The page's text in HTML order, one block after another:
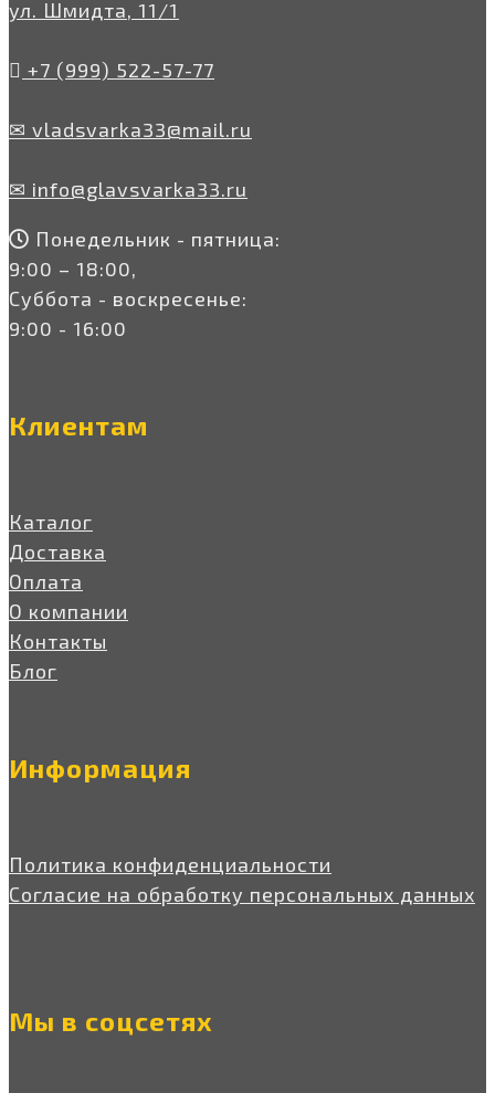
ул. Шмидта, 11/1
+7 (999) 522-57-77
✉ vladsvarka33@mail.ru
✉ info@glavsvarka33.ru
Понедельник - пятница:
9:00 – 18:00,
Суббота - воскресенье:
9:00 - 16:00
Клиентам
Каталог
Доставка
Оплата
О компании
Контакты
Блог
Информация
Политика конфиденциальности
Согласие на обработку персональных данных
Мы в соцсетях